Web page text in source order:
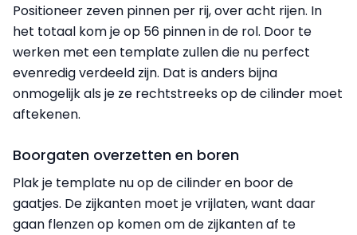
Positioneer zeven pinnen per rij, over acht rijen. In
het totaal kom je op 56 pinnen in de rol. Door te
werken met een template zullen die nu perfect
evenredig verdeeld zijn. Dat is anders bijna
onmogelijk als je ze rechtstreeks op de cilinder moet
aftekenen.
Boorgaten overzetten en boren
Plak je template nu op de cilinder en boorde
gaatjes. De zijkanten moet je vrijlaten, want daar
gaan flenzen op komen om de zijkanten af te